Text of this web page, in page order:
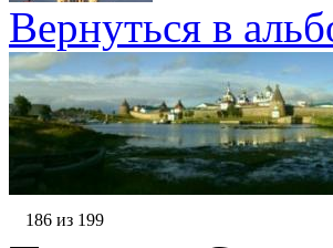
Вернуться в
186 из 199